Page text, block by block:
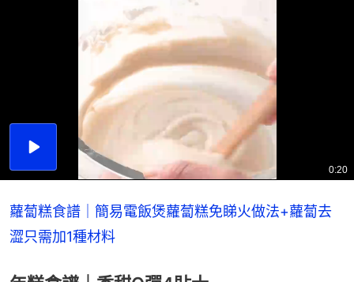
播
總
共
0:20
蘿蔔糕食譜｜簡易電飯煲蘿蔔糕免睇火做法+蘿蔔去
澀只需加1種材料